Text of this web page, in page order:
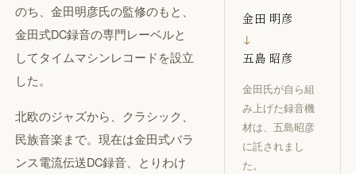
のち、金田明彦氏の監修のもと、
金田式DC録音の専門レーベルと
してタイムマシンレコードを設立
した。
北欧のジャズから、クラシック、
民族音楽まで。現在は金田式バラ
ンス電流伝送DC録音、とりわけ
金田 明彦
↓
五島 昭彦
金田氏が自ら組
み上げた録音機
材は、五島昭彦
に託されまし
た。